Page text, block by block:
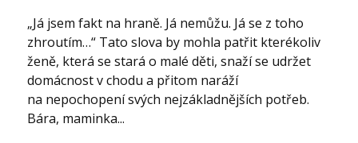
„Já jsem fakt na hraně. Já nemůžu. Já se z toho
zhroutím…“ Tato slova by mohla patřit kterékoliv
ženě, která se stará o malé děti, snaží se udržet
domácnost v chodu a přitom naráží
na nepochopení svých nejzákladnějších potřeb.
Bára, maminka...